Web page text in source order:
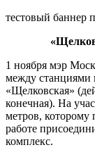
тестовый баннер
1 ноября мэр
между станциями
«Щелковская»
конечная). На
метров, которому
работе
комплекс.